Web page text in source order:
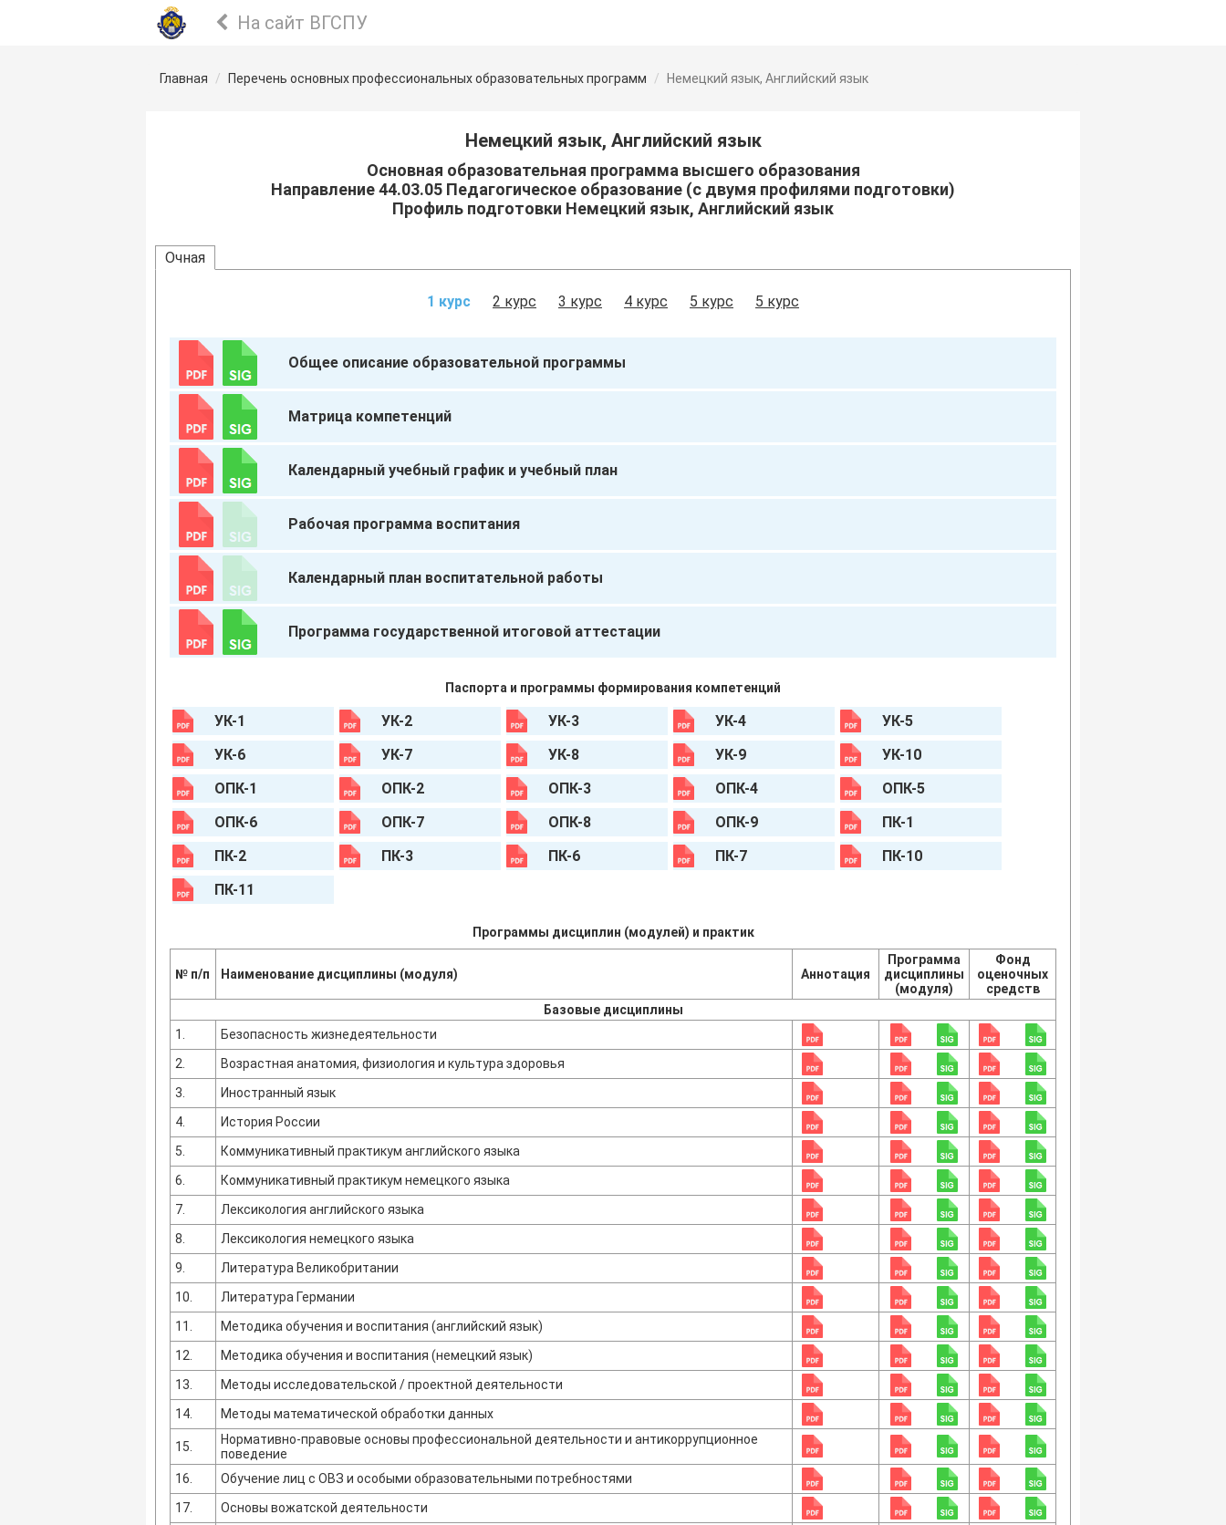
На сайт ВГСПУ
Главная Перечень основных профессиональных образовательных программ Немецкий язык, Английский язык
Немецкий язык, Английский язык
Основная образовательная программа высшего образования
Направление 44.03.05 Педагогическое образование (с двумя профилями подготовки)
Профиль подготовки Немецкий язык, Английский язык
Очная
1 курс 2 курс 3 курс 4 курс 5 курс 5 курс
Общее описание образовательной программы
Матрица компетенций
Календарный учебный график и учебный план
Рабочая программа воспитания
Календарный план воспитательной работы
Программа государственной итоговой аттестации
Паспорта и программы формирования компетенций
УК-1 УК-2 УК-3 УК-4
УК-5
УК-6
УК-7 УК-8 УК-9
УК-10
ОПК-1
ОПК-2 ОПК-3 ОПК-4
ОПК-5
ОПК-6
ОПК-7 ОПК-8 ОПК-9
ПК-1
ПК-2
ПК-3 ПК-6 ПК-7
ПК-10
ПК-11
Программы дисциплин (модулей) и практик
№ п/п Наименование дисциплины (модуля) Аннотация
Программа
дисциплины
(модуля)
Фонд
оценочных
средств
Базовые дисциплины
1.
Безопасность жизнедеятельности
2.
Возрастная анатомия, физиология и культура здоровья
3.
Иностранный язык
4.
История России
5.
Коммуникативный практикум английского языка
6.
Коммуникативный практикум немецкого языка
7.
Лексикология английского языка
8.
Лексикология немецкого языка
9.
Литература Великобритании
10.
Литература Германии
11.
Методика обучения и воспитания (английский язык)
12.
Методика обучения и воспитания (немецкий язык)
13.
Методы исследовательской / проектной деятельности
14.
Методы математической обработки данных
15.
Нормативно-правовые основы профессиональной деятельности и антикоррупционное
поведение
16.
Обучение лиц с ОВЗ и особыми образовательными потребностями
17.
Основы вожатской деятельности